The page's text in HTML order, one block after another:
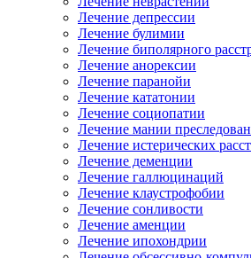
Лечение депрессии
Лечение булимии
Лечение биполярного
Лечение анорексии
Лечение паранойи
Лечение кататонии
Лечение социопатии
Лечение мании
Лечение истерических
Лечение деменции
Лечение галлюцинаций
Лечение клаустрофобии
Лечение сонливости
Лечение аменции
Лечение ипохондрии